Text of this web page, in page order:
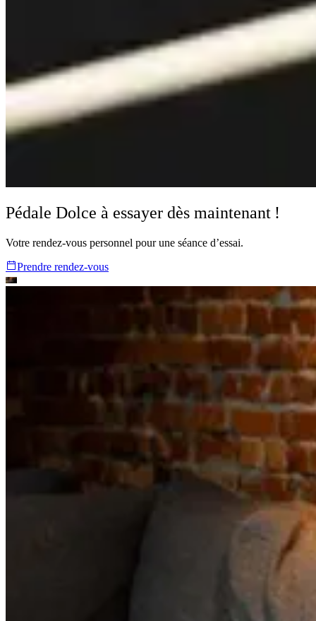
Pédale Dolce à essayer dès maintenant !
Votre rendez-vous personnel pour une séance d’essai.
Prendre rendez-vous